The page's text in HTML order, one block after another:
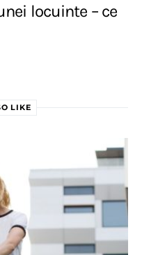
locuinte – ce
LIKE